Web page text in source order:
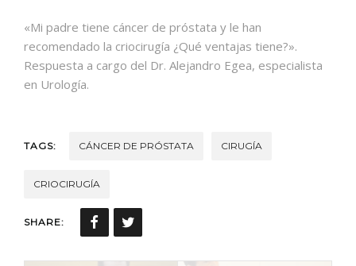
«Mi padre tiene cáncer de próstata y le han
recomendado la criocirugía ¿Qué ventajas tiene?».
Respuesta a cargo del Dr. Alejandro Egea, especialista
en Urología.
TAGS: CÁNCER DE PRÓSTATA CIRUGÍA
CRIOCIRUGÍA
SHARE: